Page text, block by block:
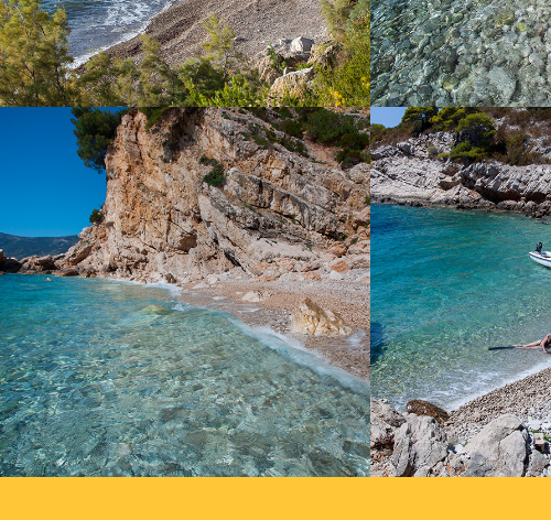
KUPINOVAC PICCOLO
La spiaggia Kupinovac piccolo si trova a 5
minuti di corsa da Komiža con la nostra barca
taxi. È una bellissima spiaggia con un mare
incredibilmente limpido. Anche l΄attrice famosa
Greta Garbo adorava questa spiaggia. In
questa spiaggia il sole sorge alle 15:00 a
causa di un grande monte che ne copre la
vista e la luce giornaliera dura finché il sole
non tramonta nel mare. È ideale per il
refrigerio durante le giornate estive calde.
La spiaggia Perna si
baia di Komiža. È
e nettezza. La
impossibile
Noleggiate una delle
la nostra barca taxi
di un giorno. La